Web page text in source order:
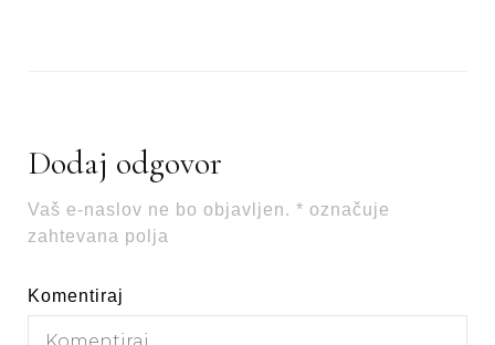
Dodaj odgovor
Vaš e-naslov ne bo objavljen. * označuje
zahtevana polja
Komentiraj